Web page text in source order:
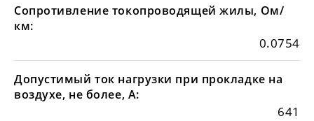
Сопротивление токопроводящей жилы, Ом/
км:
0.0754
Допустимый ток нагрузки при прокладке на
воздухе, не более, А:
641